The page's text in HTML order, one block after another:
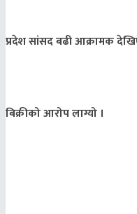
प्रदेश सांसद बढी आक्रामक
बिक्रीको आरोप लाग्यो ।